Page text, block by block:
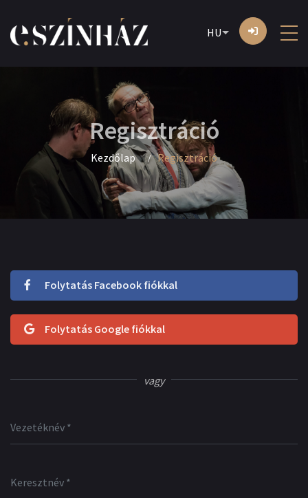
HU
Regisztráció
Kezdőlap Regisztráció
Folytatás Facebook fiókkal
Folytatás Google fiókkal
vagy